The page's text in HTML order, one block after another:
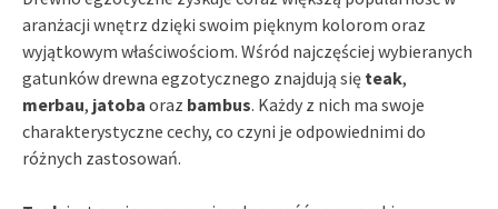
aranżacji wnętrz dzięki swoim pięknym kolorom oraz
wyjątkowym właściwościom. Wśród najczęściej wybieranych
gatunków drewna egzotycznego znajdują się teak,
merbau, jatoba oraz bambus. Każdy z nich ma swoje
charakterystyczne cechy, co czyni je odpowiednimi do
różnych zastosowań.